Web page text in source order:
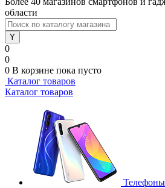
области
0
0
0 В корзине пока пусто
Каталог товаров
Каталог товаров